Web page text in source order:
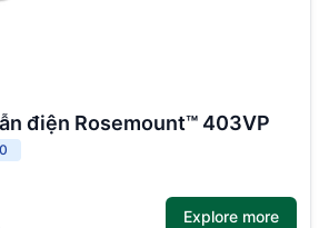
điện Rosemount™ 403VP
Explore more